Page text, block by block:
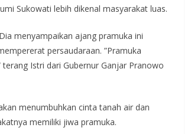
Sukowati lebih dikenal masyarakat luas.
menyampaikan ajang pramuka ini
persaudaraan. ”Pramuka
Istri dari Gubernur Ganjar Pranowo
menumbuhkan cinta tanah air dan
memiliki jiwa pramuka.